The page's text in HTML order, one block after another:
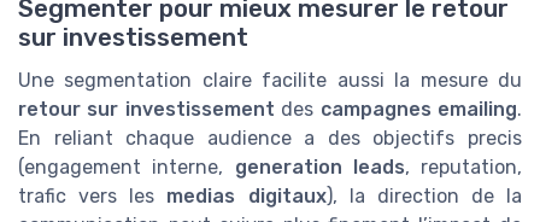
Segmenter pour mieux mesurer le retour
sur investissement
Une segmentation claire facilite aussi la mesure du
retour sur investissement des campagnes emailing.
En reliant chaque audience a des objectifs precis
(engagement interne, generation leads, reputation,
trafic vers les medias digitaux), la direction de la